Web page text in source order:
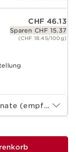
CHF 46.13
Sparen CHF 15.37
(CHF 18.45/100g)
Automatischer Versand alle 3 Monate (empfohlen)